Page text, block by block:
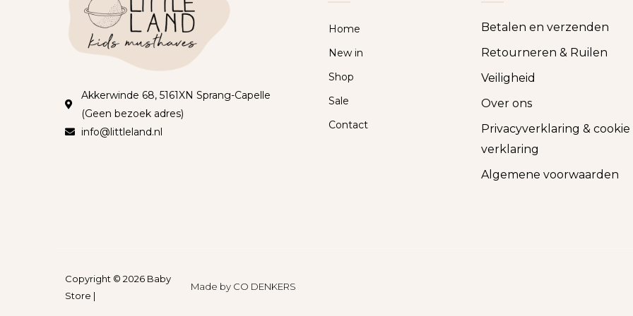
Akkerwinde 68, 5161XN Sprang-Capelle
(Geen bezoek adres)
info@littleland.nl
Home
New in
Shop
Sale
Contact
Betalen en verzenden
Retourneren & Ruilen
Veiligheid
Over ons
Privacyverklaring & cookie
verklaring
Algemene voorwaarden
Copyright © 2026 Baby
Store |
Made by CO DENKERS​​